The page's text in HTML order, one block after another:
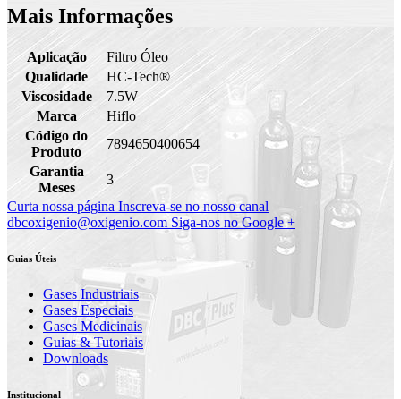
Mais Informações
Aplicação
Filtro Óleo
Qualidade
HC-Tech®
Viscosidade
7.5W
Marca
Hiflo
Código do
Produto
7894650400654
Garantia
Meses
3
Curta nossa página Inscreva-se no nosso canal
dbcoxigenio@oxigenio.com Siga-nos no Google +
Guias Úteis
Gases Industriais
Gases Especiais
Gases Medicinais
Guias & Tutoriais
Downloads
Institucional